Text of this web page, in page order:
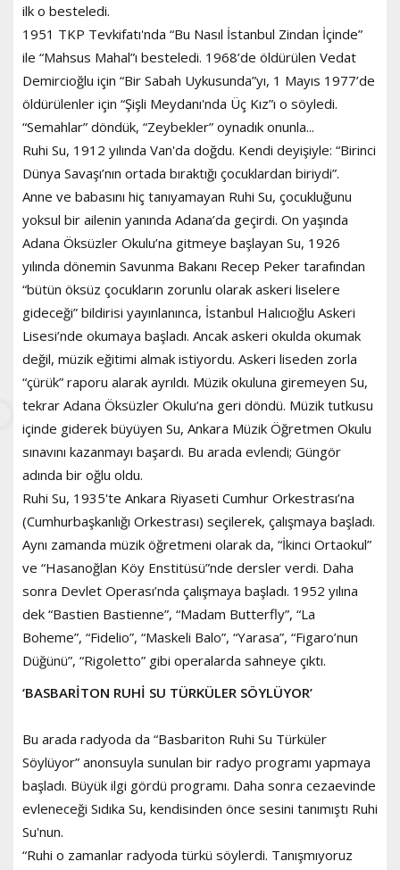
ilk o besteledi.
1951 TKP Tevkifatı'nda “Bu Nasıl İstanbul Zindan İçinde”
ile “Mahsus Mahal”ı besteledi. 1968’de öldürülen Vedat
Demircioğlu için “Bir Sabah Uykusunda”yı, 1 Mayıs 1977’de
öldürülenler için “Şişli Meydanı'nda Üç Kız”ı o söyledi.
“Semahlar” döndük, “Zeybekler” oynadık onunla...
Ruhi Su, 1912 yılında Van'da doğdu. Kendi deyişiyle: “Birinci
Dünya Savaşı’nın ortada bıraktığı çocuklardan biriydi”.
Anne ve babasını hiç tanıyamayan Ruhi Su, çocukluğunu
yoksul bir ailenin yanında Adana’da geçirdi. On yaşında
Adana Öksüzler Okulu’na gitmeye başlayan Su, 1926
yılında dönemin Savunma Bakanı Recep Peker tarafından
“bütün öksüz çocukların zorunlu olarak askeri liselere
gideceği” bildirisi yayınlanınca, İstanbul Halıcıoğlu Askeri
Lisesi’nde okumaya başladı. Ancak askeri okulda okumak
değil, müzik eğitimi almak istiyordu. Askeri liseden zorla
“çürük” raporu alarak ayrıldı. Müzik okuluna giremeyen Su,
tekrar Adana Öksüzler Okulu’na geri döndü. Müzik tutkusu
içinde giderek büyüyen Su, Ankara Müzik Öğretmen Okulu
sınavını kazanmayı başardı. Bu arada evlendi; Güngör
adında bir oğlu oldu.
Ruhi Su, 1935'te Ankara Riyaseti Cumhur Orkestrası’na
(Cumhurbaşkanlığı Orkestrası) seçilerek, çalışmaya başladı.
Aynı zamanda müzik öğretmeni olarak da, “İkinci Ortaokul”
ve “Hasanoğlan Köy Enstitüsü”nde dersler verdi. Daha
sonra Devlet Operası’nda çalışmaya başladı. 1952 yılına
dek “Bastien Bastienne”, “Madam Butterfly”, “La
Boheme”, “Fidelio”, “Maskeli Balo”, “Yarasa”, “Figaro’nun
Düğünü”, “Rigoletto” gibi operalarda sahneye çıktı.
‘BASBARİTON RUHİ SU TÜRKÜLER SÖYLÜYOR’
Bu arada radyoda da “Basbariton Ruhi Su Türküler
Söylüyor” anonsuyla sunulan bir radyo programı yapmaya
başladı. Büyük ilgi gördü programı. Daha sonra cezaevinde
evleneceği Sıdıka Su, kendisinden önce sesini tanımıştı Ruhi
Su'nun.
“Ruhi o zamanlar radyoda türkü söylerdi. Tanışmıyoruz